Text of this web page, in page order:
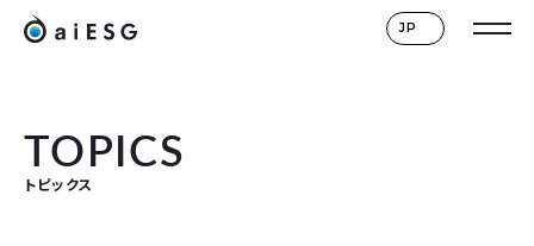
JP
TOPICS
トピックス